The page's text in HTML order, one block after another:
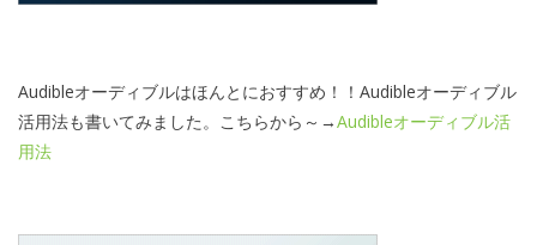
Audibleオーディブルはほんとにおすすめ！！Audibleオーディブル
活用法も書いてみました。こちらから～→Audibleオーディブル活
用法